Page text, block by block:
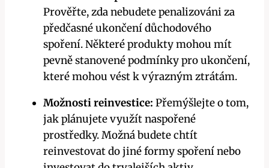
Prověřte, zda nebudete penalizováni za
předčasné ukončení důchodového
spoření. Některé produkty mohou mít
pevně stanovené podmínky pro ukončení,
které mohou vést k výrazným ztrátám.
Možnosti reinvestice: Přemýšlejte o tom,
jak plánujete využít naspořené
prostředky. Možná budete chtít
reinvestovat do jiné formy spoření nebo